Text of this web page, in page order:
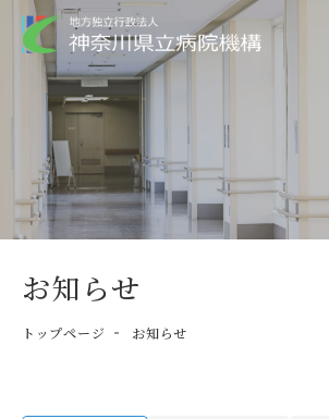
お知らせ
トップページ お知らせ